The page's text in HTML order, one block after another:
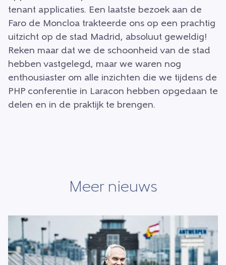
tenant applicaties. Een laatste bezoek aan de
Faro de Moncloa trakteerde ons op een prachtig
uitzicht op de stad Madrid, absoluut geweldig!
Reken maar dat we de schoonheid van de stad
hebben vastgelegd, maar we waren nog
enthousiaster om alle inzichten die we tijdens de
PHP conferentie in Laracon hebben opgedaan te
delen en in de praktijk te brengen.
Meer nieuws